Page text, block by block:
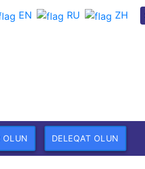
EN RU ZH
OLUN DELEQAT OLUN